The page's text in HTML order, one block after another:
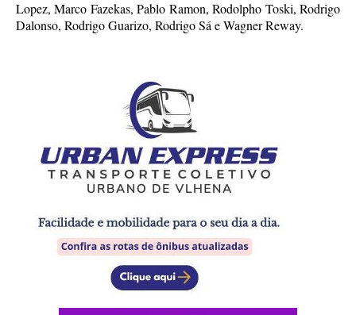
Lopez, Marco Fazekas, Pablo Ramon, Rodolpho Toski, Rodrigo
Dalonso, Rodrigo Guarizo, Rodrigo Sá e Wagner Reway.